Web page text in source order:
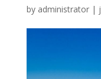
by administrator|